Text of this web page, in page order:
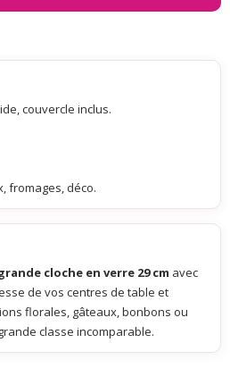
Créatifs
couvercle inclus.
fromages, déco.
cloche en verre 29 cm avec
de vos centres de table et
florales, gâteaux, bonbons ou
classe incomparable.